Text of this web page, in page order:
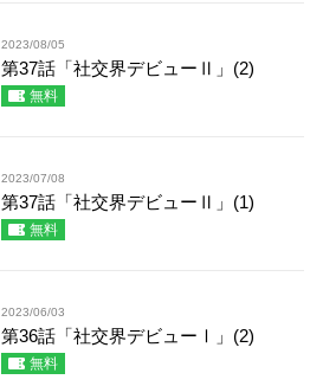
2023/08/05
第37話「社交界デビューⅡ」(2)
無料
2023/07/08
第37話「社交界デビューⅡ」(1)
無料
2023/06/03
第36話「社交界デビューⅠ」(2)
無料